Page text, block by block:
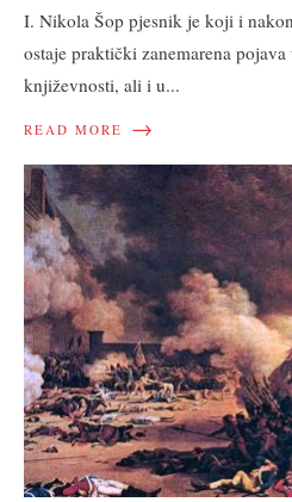
I. Nikola Šop pjesnik je koji i
ostaje praktički zanemarena
književnosti, ali i u...
READ MORE →